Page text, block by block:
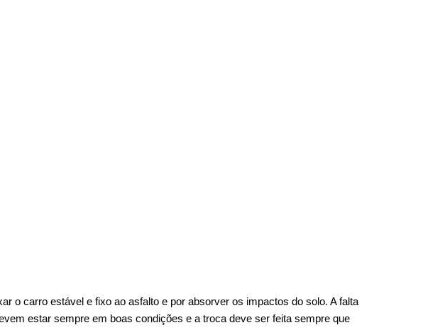
o carro estável e fixo ao asfalto e por absorver os impactos do solo. A falta
estar sempre em boas condições e a troca deve ser feita sempre que